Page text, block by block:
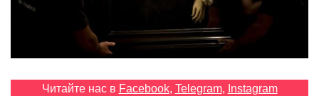
Читайте нас в Facebook, Telegram, Instagram